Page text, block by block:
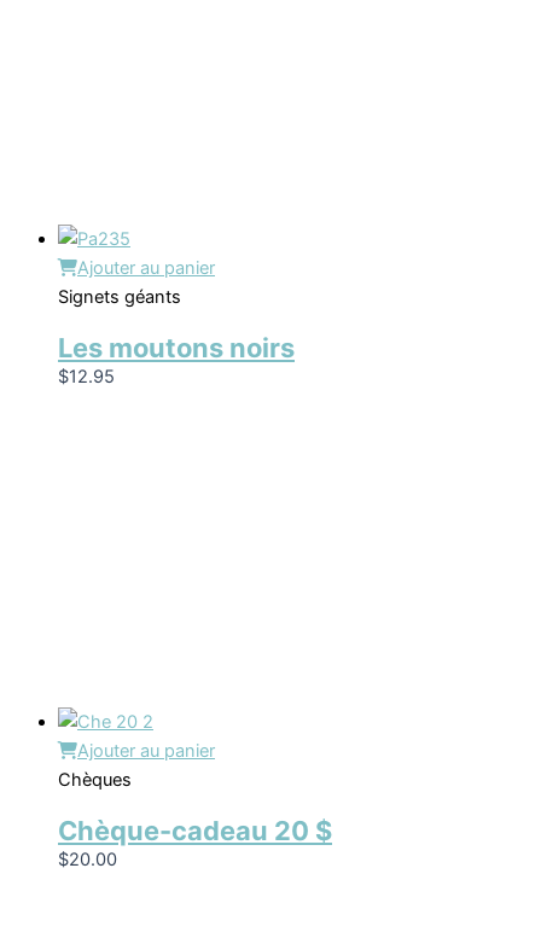
Ajouter au panier
Signets géants
Les moutons noirs
$12.95
Ajouter au panier
Chèques
Chèque-cadeau 20 $
$20.00